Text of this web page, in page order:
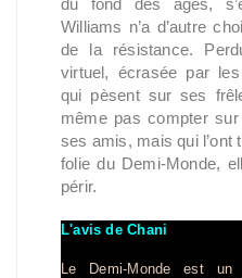
du fond des âges,
Williams n’a d’autre
de la résistance.
virtuel, écrasée par
qui pèsent sur ses
même pas compter
ses amis, mais qui l’ont
folie du Demi-Monde,
périr.
L'avis de Chani
Le Demi-Monde est